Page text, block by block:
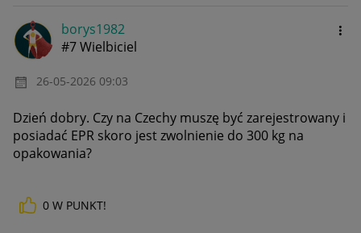
borys1982
#7 Wielbiciel
‎26-05-2026 09:03
Dzień dobry. Czy na Czechy muszę być zarejestrowany i
posiadać EPR skoro jest zwolnienie do 300 kg na
opakowania?
0 W PUNKT!